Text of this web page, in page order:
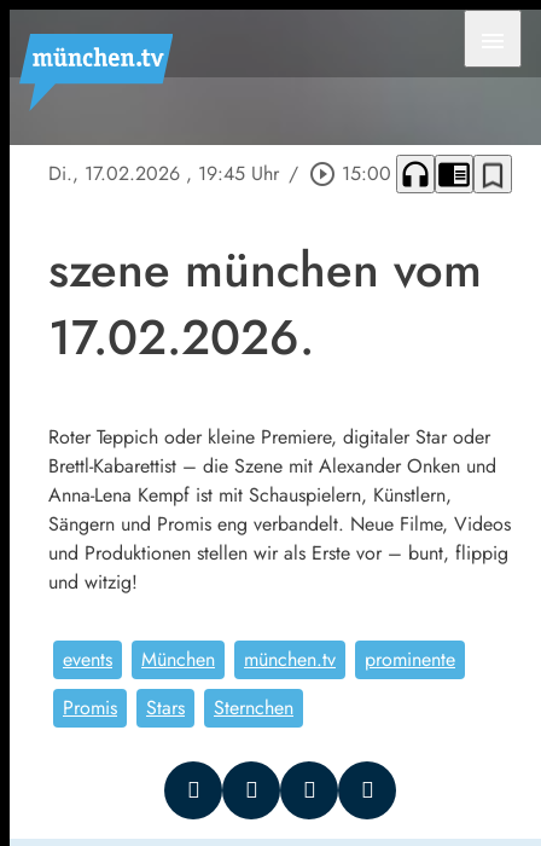
Di., 17.02.2026 , 19:45 Uhr / play_circle_outline 15:00 headphones chrome_reader_mode bookmark_border
szene münchen vom
17.02.2026.
Roter Teppich oder kleine Premiere, digitaler Star oder
Brettl-Kabarettist – die Szene mit Alexander Onken und
Anna-Lena Kempf ist mit Schauspielern, Künstlern,
Sängern und Promis eng verbandelt. Neue Filme, Videos
und Produktionen stellen wir als Erste vor – bunt, flippig
und witzig!
events München münchen.tv
prominente
Promis
Stars Sternchen